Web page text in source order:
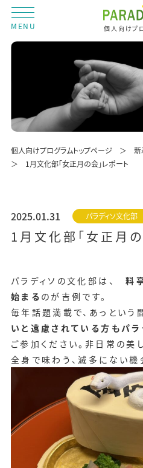
MENU 個人向けプ
個人向けプログラムトップページ 新
1月文化部「女正月の会」レポート
2025.01.31 パラディソ文化部
1月文化部「女正月の
パラディソの文化部は、料
始まる のが吉例です。
毎年話題満載で、あっという
いと遠慮されている方もパ
ご参加ください。非日常の美
全身で味わう、滅多にない機